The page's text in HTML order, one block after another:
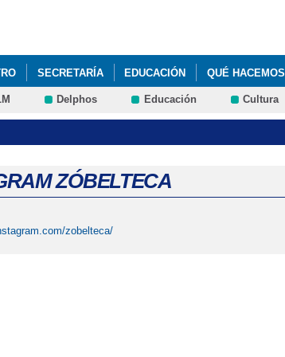
SECRETARÍA EDUCACIÓN QUÉ HACEMOS
Delphos Educación Cultura
ZÓBELTECA
zobelteca/